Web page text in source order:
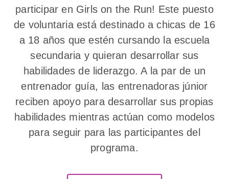
participar en Girls on the Run! Este puesto
de voluntaria está destinado a chicas de 16
a 18 años que estén cursando la escuela
secundaria y quieran desarrollar sus
habilidades de liderazgo. A la par de un
entrenador guía, las entrenadoras júnior
reciben apoyo para desarrollar sus propias
habilidades mientras actúan como modelos
para seguir para las participantes del
programa.